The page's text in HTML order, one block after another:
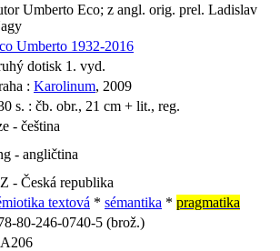
Umberto Eco; z angl. orig. prel. Ladislav
Umberto 1932-2016
dotisk 1. vyd.
: Karolinum, 2009
s. : čb. obr., 21 cm + lit., reg.
- čeština
- angličtina
- Česká republika
textová * sémantika * pragmatika
80-246-0740-5 (brož.)